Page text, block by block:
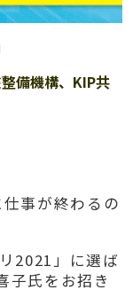
備機構、KIP共
事が終わるの
2021」に選ば
子氏をお招き